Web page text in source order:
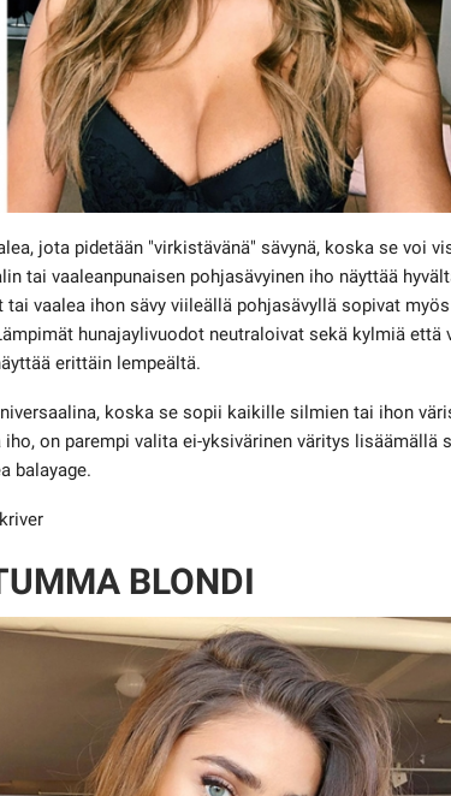
jota pidetään "virkistävänä" sävynä, koska se voi
tai vaaleanpunaisen pohjasävyinen iho näyttää
vaalea ihon sävy viileällä pohjasävyllä sopivat
hunajaylivuodot neutraloivat sekä kylmiä että
erittäin lempeältä.
koska se sopii kaikille silmien tai ihon
on parempi valita ei-yksivärinen väritys lisäämällä
balayage.
BLONDI